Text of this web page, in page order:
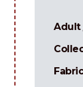
Adult